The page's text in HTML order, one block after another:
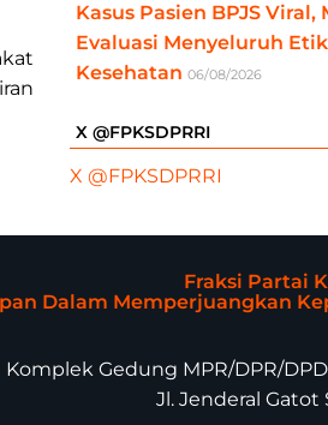
Kasus Pasien BPJS Viral,
Evaluasi Menyeluruh
Kesehatan 06/08/2026
X @FPKSDPRRI
X @FPKSDPRRI
Fraksi Partai
Dalam Memperjuangkan
Komplek Gedung MPR/DPR/
Jl. Jenderal Gatot